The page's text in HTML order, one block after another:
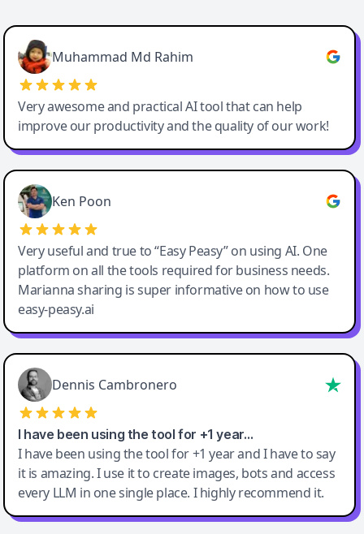
Easy-Peasy AI
Muhammad Md Rahim
Very awesome and practical AI tool that can help
improve our productivity and the quality of our work!
Ken Poon
Very useful and true to “Easy Peasy” on using AI. One
platform on all the tools required for business needs.
Marianna sharing is super informative on how to use
easy-peasy.ai
Dennis Cambronero
I have been using the tool for +1 year…
I have been using the tool for +1 year and I have to say
it is amazing. I use it to create images, bots and access
every LLM in one single place. I highly recommend it.